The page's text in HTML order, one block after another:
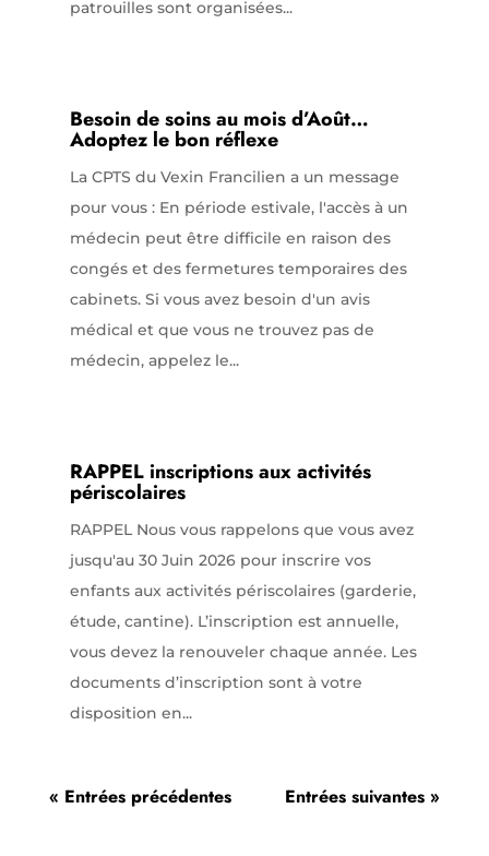
patrouilles sont organisées...
Besoin de soins au mois d’Août…
Adoptez le bon réflexe
La CPTS du Vexin Francilien a un message
pour vous : En période estivale, l'accès à un
médecin peut être difficile en raison des
congés et des fermetures temporaires des
cabinets. Si vous avez besoin d'un avis
médical et que vous ne trouvez pas de
médecin, appelez le...
RAPPEL inscriptions aux activités
périscolaires
RAPPEL Nous vous rappelons que vous avez
jusqu'au 30 Juin 2026 pour inscrire vos
enfants aux activités périscolaires (garderie,
étude, cantine). L’inscription est annuelle,
vous devez la renouveler chaque année. Les
documents d’inscription sont à votre
disposition en...
« Entrées précédentes Entrées suivantes »